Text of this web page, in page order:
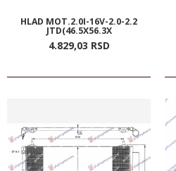
HLAD MOT.2.0I-16V-2.0-2.2
JTD(46.5X56.3X
4.829,03 RSD